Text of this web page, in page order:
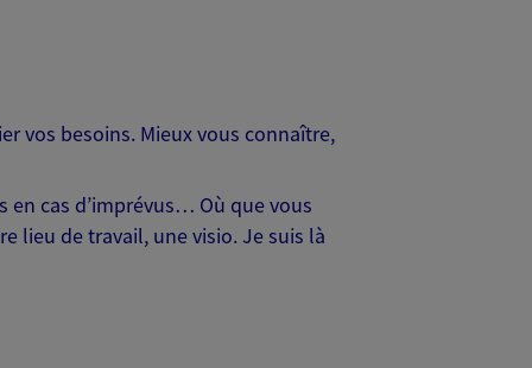
vos besoins. Mieux vous connaître,
en cas d’imprévus… Où que vous
lieu de travail, une visio. Je suis là